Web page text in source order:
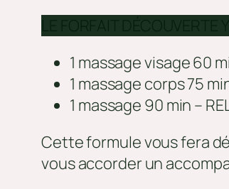
1 massage visage 60
1 massage corps 75
1 massage 90 min –
Cette formule vous fera
vous accorder un